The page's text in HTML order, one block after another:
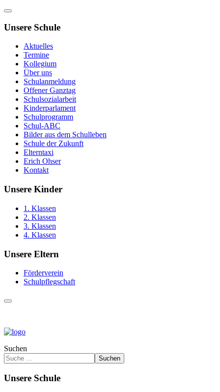
Unsere Schule
Aktuelles
Termine
Kollegium
Über uns
Schulanmeldung
Offener Ganztag
Schulsozialarbeit
Kinderparlament
Schulprogramm
Schul-ABC
Bilder aus dem Schulleben
Schule der Zukunft
Elterntaxi
Erich Ohser
Kontakt
Unsere Kinder
1. Klassen
2. Klassen
3. Klassen
4. Klassen
Unsere Eltern
Förderverein
Schulpflegschaft
Suchen
Suchen
Unsere Schule